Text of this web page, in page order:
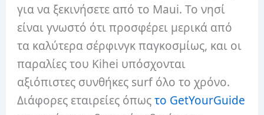
για να ξεκινήσετε από το Maui. Το νησί
είναι γνωστό ότι προσφέρει μερικά από
τα καλύτερα σέρφινγκ παγκοσμίως, και οι
παραλίες του Kihei υπόσχονται
αξιόπιστες συνθήκες surf όλο το χρόνο.
Διάφορες εταιρείες όπωςτο GetYourGuide